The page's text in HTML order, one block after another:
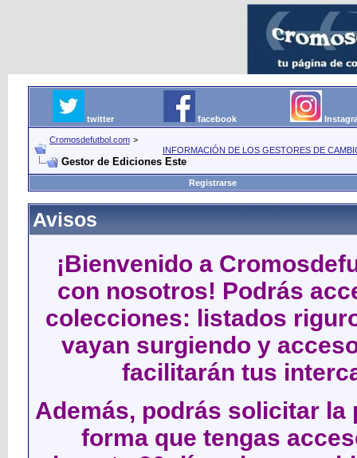
twitter facebook
Cromosdefutbol.com >
INFORMACIÓN DE LOS GESTORES DE
Gestor de Ediciones Este
Registrarse
Avisos
¡Bienvenido a
con nosotros! Podrás
colecciones: listados
vayan surgiendo y
facilitarán tus
Además, podrás solicitar
forma que tengas